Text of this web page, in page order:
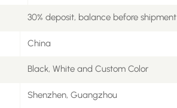
30% deposit, balance before shipment
China
Black, White and Custom Color
Shenzhen, Guangzhou